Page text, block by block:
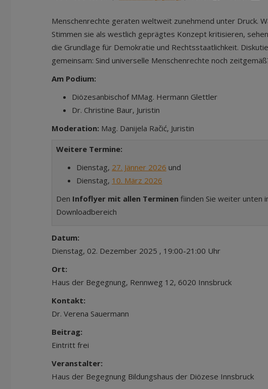
Menschenrechte geraten weltweit zunehmend unter Druck.
Stimmen sie als westlich geprägtes Konzept kritisieren,
die Grundlage für Demokratie und Rechtsstaatlichkeit.
gemeinsam: Sind universelle Menschenrechte noch
Am Podium:
Diözesanbischof MMag. Hermann Glettler
Dr. Christine Baur, Juristin
Moderation: Mag. Danijela Račić, Juristin
Weitere Termine:
Dienstag, 27. Jänner 2026 und
Dienstag, 10. März 2026
Den Infoflyer mit allen Terminen fiinden Sie weiter unten
Downloadbereich
Datum:
Dienstag, 02. Dezember 2025 , 19:00-21:00 Uhr
Ort:
Haus der Begegnung, Rennweg 12, 6020 Innsbruck
Kontakt:
Dr. Verena Sauermann
Beitrag:
Eintritt frei
Veranstalter:
Haus der Begegnung Bildungshaus der Diözese Innsbruck